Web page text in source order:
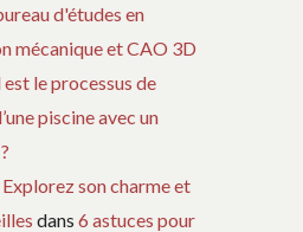
d'études en
mécanique et CAO 3D
est le processus de
piscine avec un
son charme et
dans6 astuces pour